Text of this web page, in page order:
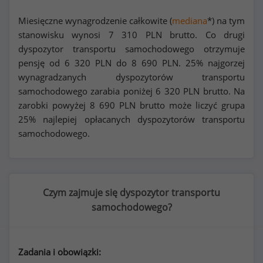
Miesięczne wynagrodzenie całkowite (mediana*) na tym
stanowisku wynosi 7 310 PLN brutto. Co drugi
dyspozytor transportu samochodowego otrzymuje
pensję od 6 320 PLN do 8 690 PLN. 25% najgorzej
wynagradzanych dyspozytorów transportu
samochodowego zarabia poniżej 6 320 PLN brutto. Na
zarobki powyżej 8 690 PLN brutto może liczyć grupa
25% najlepiej opłacanych dyspozytorów transportu
samochodowego.
Czym zajmuje się dyspozytor transportu
samochodowego?
Zadania i obowiązki: